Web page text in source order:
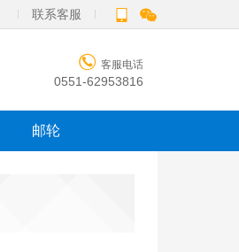
联系客服
 客服电话
0551-62953816
邮轮